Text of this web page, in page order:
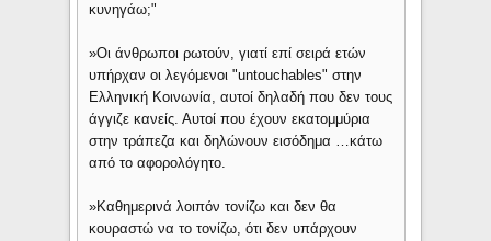
κυνηγάω;"
»Οι άνθρωποι ρωτούν, γιατί επί σειρά ετών
υπήρχαν οι λεγόμενοι "untouchables" στην
Ελληνική Κοινωνία, αυτοί δηλαδή που δεν τους
άγγιζε κανείς. Αυτοί που έχουν εκατομμύρια
στην τράπεζα και δηλώνουν εισόδημα …κάτω
από το αφορολόγητο.
»Καθημερινά λοιπόν τονίζω και δεν θα
κουραστώ να το τονίζω, ότι δεν υπάρχουν